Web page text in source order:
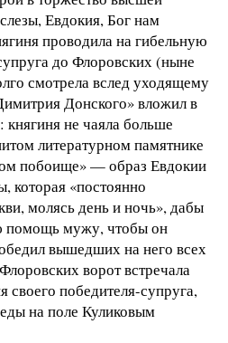
Евдокия, Бог нам
проводила на гибельную
до Флоровских (ныне
смотрела вслед уходящему
Донского» вложил в
не чаяла больше
литературном памятнике
побоище» — образ Евдокии
которая «постоянно
молясь день и ночь», дабы
помощь мужу, чтобы он
вышедших на него всех
ворот встречала
своего победителя-супруга,
на поле Куликовым